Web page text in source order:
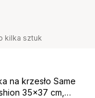
kilka sztuk
na krzesło Same
35x37 cm,